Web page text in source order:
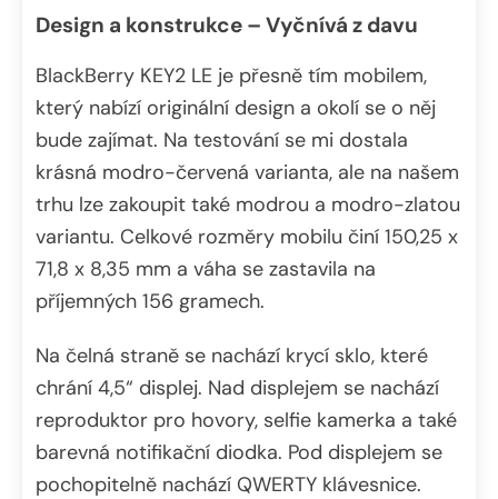
Design a konstrukce – Vyčnívá z davu
BlackBerry KEY2 LE je přesně tím mobilem,
který nabízí originální design a okolí se o něj
bude zajímat. Na testování se mi dostala
krásná modro-červená varianta, ale na našem
trhu lze zakoupit také modrou a modro-zlatou
variantu. Celkové rozměry mobilu činí 150,25 x
71,8 x 8,35 mm a váha se zastavila na
příjemných 156 gramech.
Na čelná straně se nachází krycí sklo, které
chrání 4,5“ displej. Nad displejem se nachází
reproduktor pro hovory, selfie kamerka a také
barevná notifikační diodka. Pod displejem se
pochopitelně nachází QWERTY klávesnice.